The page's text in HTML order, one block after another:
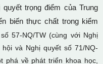
trọng điểm của Trung
biến thực chất trong kiểm
57-NQ/TW (cùng với Nghị
và Nghị quyết số 71/NQ-
phá về phát triển khoa học,